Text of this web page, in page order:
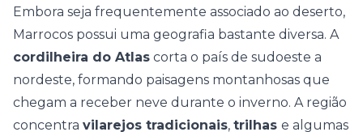
Embora seja frequentemente associado ao deserto,
Marrocos possui uma geografia bastante diversa. A
cordilheira do Atlas corta o país de sudoeste a
nordeste, formando paisagens montanhosas que
chegam a receber neve durante o inverno. A região
concentra vilarejos tradicionais, trilhas e algumas